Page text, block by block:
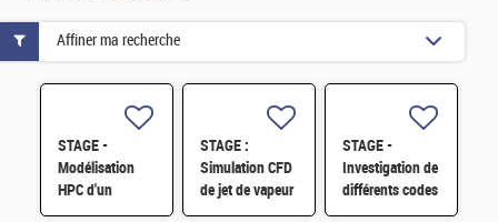
STAGE -
Modélisation
HPC d'un
assemblage
STAGE :
Simulation CFD
de jet de vapeur
sonique (6mois
STAGE -
Investigation de
différents codes
aux éléments
Affiner ma recherche